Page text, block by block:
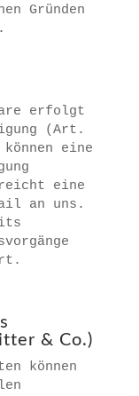
Gründen
erfolgt
(Art.
eine
eine
an uns.
& Co.)
können